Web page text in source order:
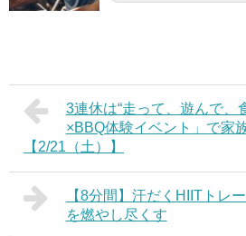
3連休は“走って、遊んで、
×BBQ体験イベント」で家
【2/21（土）】
【8分間】汗だくHIITトレ
を燃やし尽くす